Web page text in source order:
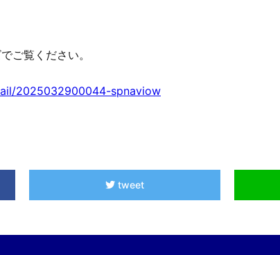
ご覧ください。
2025032900044-spnaviow
tweet